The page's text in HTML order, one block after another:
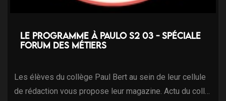
Le programme à Paulo S2 03 - Spéciale
forum des métiers
Les élèves du collège Paul Bert au sein de leur cellule
de rédaction vous propose leur magazine. Actu du coll…